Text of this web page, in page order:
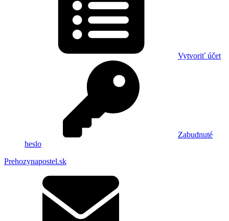
Vytvoriť účet
Zabudnuté
heslo
Prehozynapostel.sk